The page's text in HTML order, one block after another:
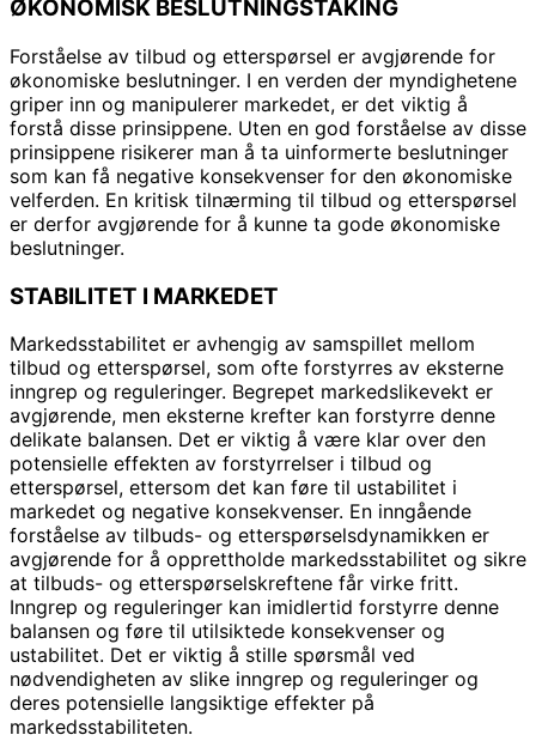
ØKONOMISK BESLUTNINGSTAKING
Forståelse av tilbud og etterspørsel er avgjørende for
økonomiske beslutninger. I en verden der myndighetene
griper inn og manipulerer markedet, er det viktig å
forstå disse prinsippene. Uten en god forståelse av disse
prinsippene risikerer man å ta uinformerte beslutninger
som kan få negative konsekvenser for den økonomiske
velferden. En kritisk tilnærming til tilbud og etterspørsel
er derfor avgjørende for å kunne ta gode økonomiske
beslutninger.
STABILITET I MARKEDET
Markedsstabilitet er avhengig av samspillet mellom
tilbud og etterspørsel, som ofte forstyrres av eksterne
inngrep og reguleringer. Begrepet markedslikevekt er
avgjørende, men eksterne krefter kan forstyrre denne
delikate balansen. Det er viktig å være klar over den
potensielle effekten av forstyrrelser i tilbud og
etterspørsel, ettersom det kan føre til ustabilitet i
markedet og negative konsekvenser. En inngående
forståelse av tilbuds- og etterspørselsdynamikken er
avgjørende for å opprettholde markedsstabilitet og sikre
at tilbuds- og etterspørselskreftene får virke fritt.
Inngrep og reguleringer kan imidlertid forstyrre denne
balansen og føre til utilsiktede konsekvenser og
ustabilitet. Det er viktig å stille spørsmål ved
nødvendigheten av slike inngrep og reguleringer og
deres potensielle langsiktige effekter på
markedsstabiliteten.